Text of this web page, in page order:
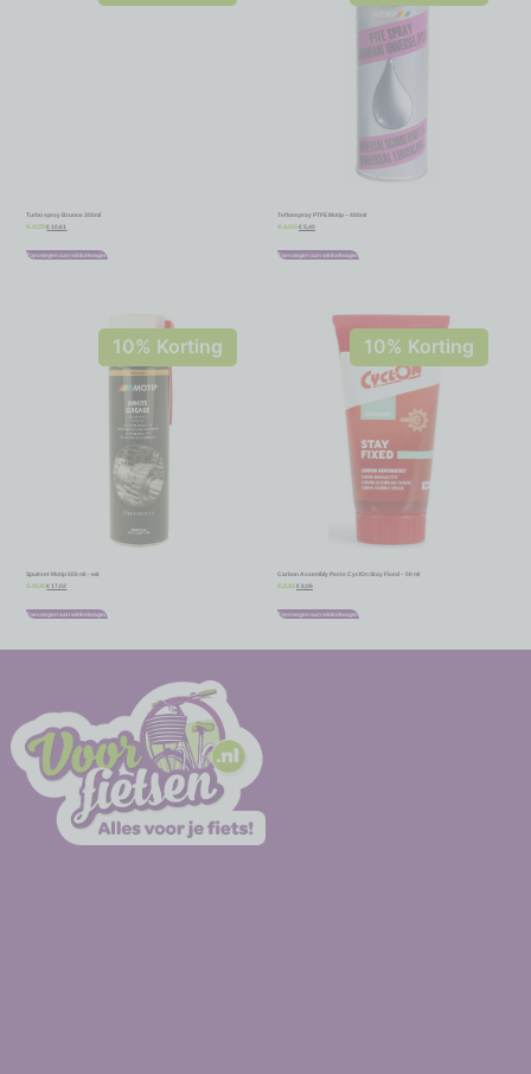
Turbo spray Brunox 300ml
€ 11,79 € 10,61
Toevoegen aan winkelwagen
Teflonspray PTFE Motip – 400ml
€ 6,00 € 5,40
Toevoegen aan winkelwagen
10% Korting
Spuitvet Motip 500 ml – wit
€ 18,91 € 17,02
Toevoegen aan winkelwagen
10% Korting
Carbon Assembly Paste CyclOn Stay Fixed – 50 ml
€ € 8,06
Toevoegen aan winkelwagen